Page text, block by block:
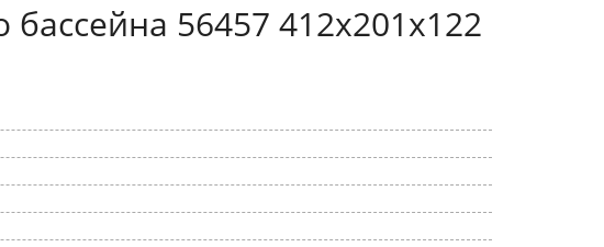
бассейна 56457 412х201х122